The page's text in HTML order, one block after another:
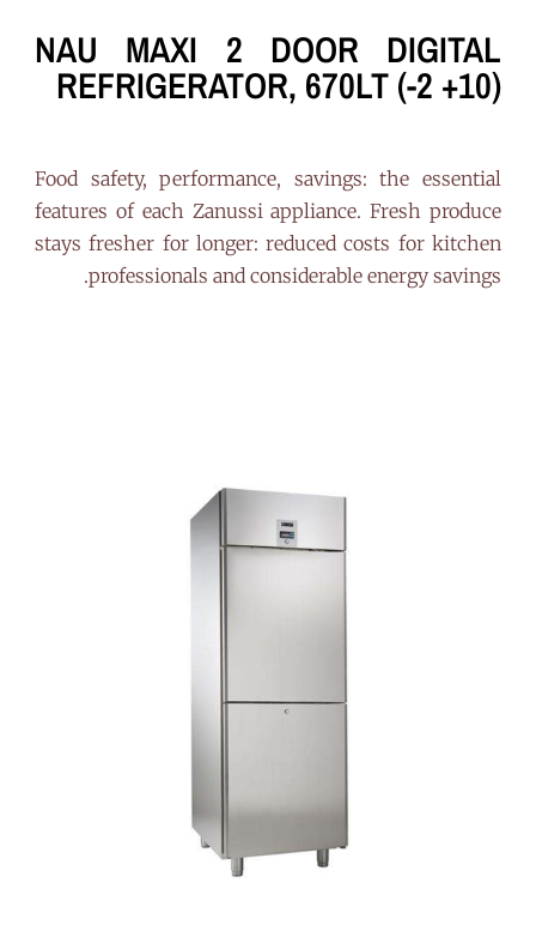
NAU MAXI 2 DOOR DIGITAL
REFRIGERATOR, 670LT (-2 +10)
Food safety, performance, savings: the essential
features of each Zanussi appliance. Fresh produce
stays fresher for longer: reduced costs for kitchen
professionals and considerable energy savings.